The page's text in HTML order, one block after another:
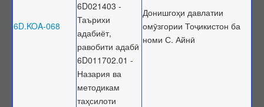
6D.KOA-068
6D021403 -
Таърихи
адабиёт,
равобити адабӣ
6D011702.01 -
Назария ва
методикам
таҳсилоти
Донишгоҳи давлатии
омӯзгории Тоҷикистон ба
номи С. Айнӣ